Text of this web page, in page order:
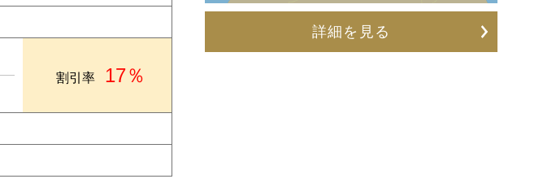
詳細を見る
割引率 17％